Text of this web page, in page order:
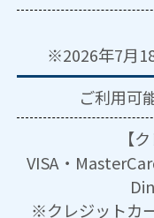
※2026年7月
ご利用可
【
VISA・
※クレジットカ